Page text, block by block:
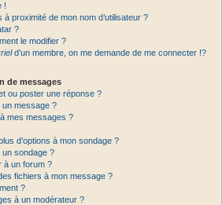
!
proximité de mon nom d’utilisateur ?
?
le modifier ?
d’un membre, on me demande de me connecter !?
de messages
ou poster une réponse ?
un message ?
mes messages ?
d’options à mon sondage ?
un sondage ?
à un forum ?
fichiers à mon message ?
?
à un modérateur ?